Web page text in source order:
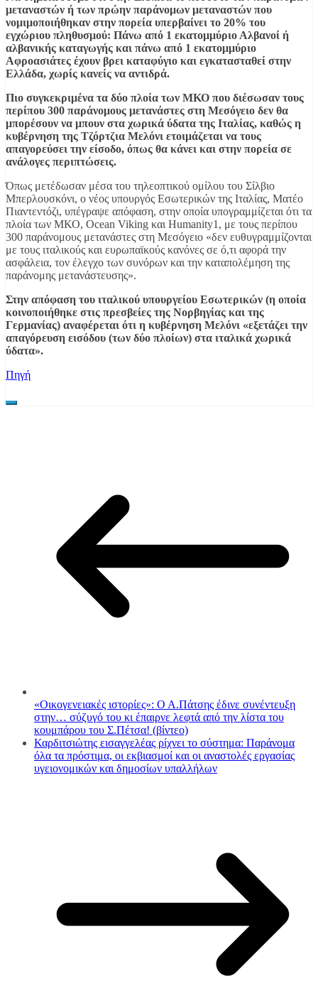
μεταναστών ή των πρώην παράνομων μεταναστών που
νομιμοποιήθηκαν στην πορεία υπερβαίνει το 20% του
εγχώριου πληθυσμού: Πάνω από 1 εκατομμύριο Αλβανοί ή
αλβανικής καταγωγής και πάνω από 1 εκατομμύριο
Αφροασιάτες έχουν βρει καταφύγιο και εγκατασταθεί στην
Ελλάδα, χωρίς κανείς να αντιδρά.
Πιο συγκεκριμένα τα δύο πλοία των ΜΚΟ που διέσωσαν τους
περίπου 300 παράνομους μετανάστες στη Μεσόγειο δεν θα
μπορέσουν να μπουν στα χωρικά ύδατα της Ιταλίας, καθώς η
κυβέρνηση της Τζόρτζια Μελόνι ετοιμάζεται να τους
απαγορεύσει την είσοδο, όπως θα κάνει και στην πορεία σε
ανάλογες περιπτώσεις.
Όπως μετέδωσαν μέσα του τηλεοπτικού ομίλου του Σίλβιο
Μπερλουσκόνι, ο νέος υπουργός Εσωτερικών της Ιταλίας, Ματέο
Πιαντεντόζι, υπέγραψε απόφαση, στην οποία υπογραμμίζεται ότι τα
πλοία των ΜΚΟ, Ocean Viking και Humanity1, με τους περίπου
300 παράνομους μετανάστες στη Μεσόγειο «δεν ευθυγραμμίζονται
με τους ιταλικούς και ευρωπαϊκούς κανόνες σε ό,τι αφορά την
ασφάλεια, τον έλεγχο των συνόρων και την καταπολέμηση της
παράνομης μετανάστευσης».
Στην απόφαση του ιταλικού υπουργείου Εσωτερικών (η οποία
κοινοποιήθηκε στις πρεσβείες της Νορβηγίας και της
Γερμανίας) αναφέρεται ότι η κυβέρνηση Μελόνι «εξετάζει την
απαγόρευση εισόδου (των δύο πλοίων) στα ιταλικά χωρικά
ύδατα».
Πηγή
«Οικογενειακές ιστορίες»: Ο Α.Πάτσης έδινε συνέντευξη
στην… σύζυγό του κι έπαιρνε λεφτά από την λίστα του
κουμπάρου του Σ.Πέτσα! (βίντεο)
Καρδιτσιώτης εισαγγελέας ρίχνει το σύστημα: Παράνομα
όλα τα πρόστιμα, οι εκβιασμοί και οι αναστολές εργασίας
υγειονομικών και δημοσίων υπαλλήλων